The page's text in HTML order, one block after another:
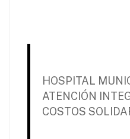
HOSPITAL
ATENCIÓN
COSTOS